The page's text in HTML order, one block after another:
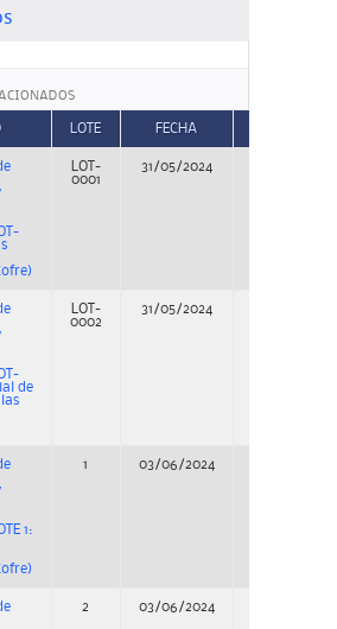
LOTE FECHA
LOT-
0001
31/05/2024
de
LOT-
0002
31/05/2024
1:
1 03/06/2024
2 03/06/2024